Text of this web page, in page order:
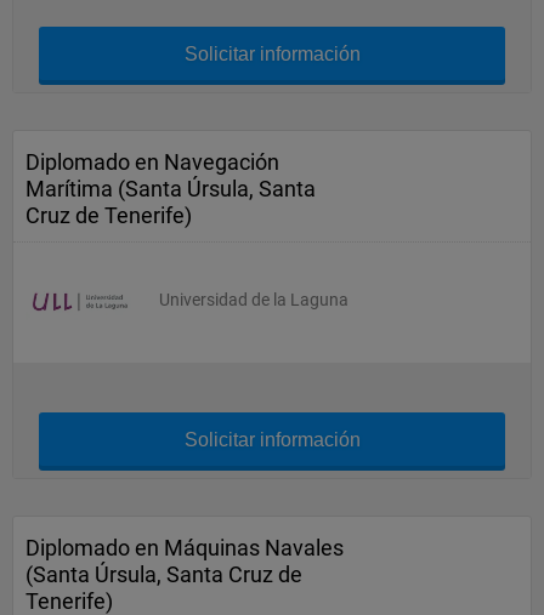
Solicitar información
Diplomado en Navegación
Marítima (Santa Úrsula, Santa
Cruz de Tenerife)
Universidad de la Laguna
Solicitar información
Diplomado en Máquinas Navales
(Santa Úrsula, Santa Cruz de
Tenerife)